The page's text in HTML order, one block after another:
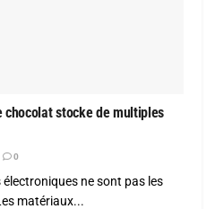
chocolat stocke de multiples
0
ne sont pas les
matériaux...